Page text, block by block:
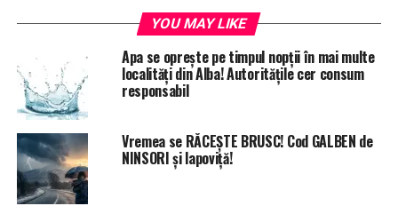
YOU MAY LIKE
Apa se oprește pe timpul nopții în mai multe
localități din Alba! Autoritățile cer consum
responsabil
Vremea se RĂCEȘTE BRUSC! Cod GALBEN de
NINSORI și lapoviță!